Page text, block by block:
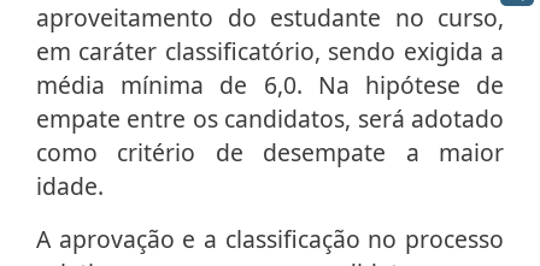
aproveitamento do estudante no curso,
em caráter classificatório, sendo exigida a
média mínima de 6,0. Na hipótese de
empate entre os candidatos, será adotado
como critério de desempate a maior
idade.
A aprovação e a classificação no processo